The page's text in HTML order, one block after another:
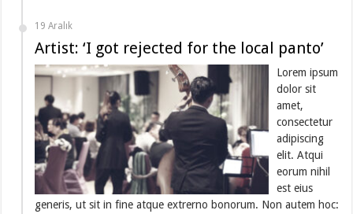
19 Aralık
Artist: ‘I got rejected for the local panto’
Lorem ipsum
dolor sit
amet,
consectetur
adipiscing
elit. Atqui
eorum nihil
est eius
generis, ut sit in fine atque extrerno bonorum. Non autem hoc: